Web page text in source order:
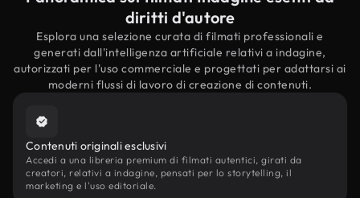
diritti d'autore
Esplora una selezione curata di filmati professionali e
generati dall'intelligenza artificiale relativi a indagine,
autorizzati per l'uso commerciale e progettati per adattarsi ai
moderni flussi di lavoro di creazione di contenuti.
Contenuti originali esclusivi
Accedi a una libreria premium di filmati autentici, girati da
creatori, relativi a indagine, pensati per lo storytelling, il
marketing e l'uso editoriale.